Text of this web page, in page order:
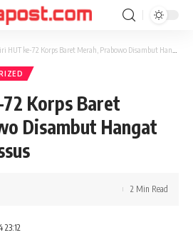
HUT ke-72 Korps Baret Merah, Prabowo Disambut Hangat Sesepuh Kopassus
Korps Baret
Disambut Hangat
23:12
2 Min Read